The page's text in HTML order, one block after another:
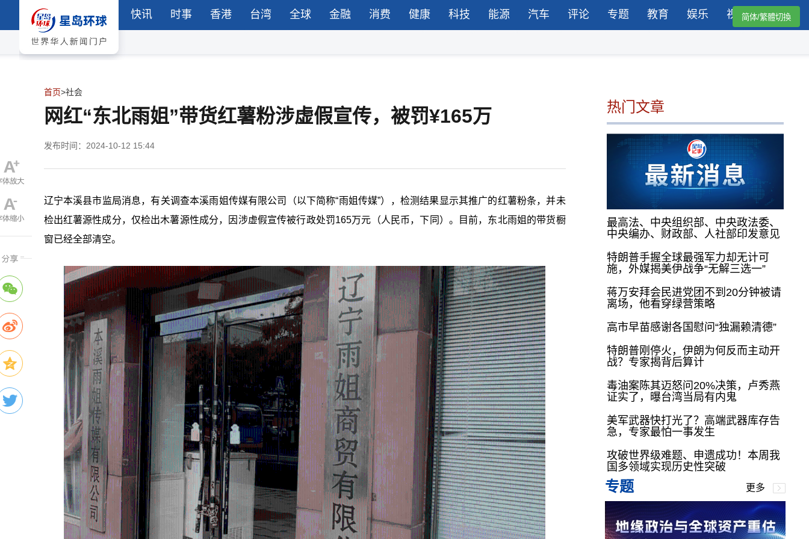
快讯 时事 香港 台湾 全球 金融 消费 健康 科技 能源 汽车 评论 专题 教育 娱乐 视频简体/繁體切換
首页>社会
网红“东北雨姐”带货红薯粉涉虚假宣传，被罚¥165万
发布时间：2024-10-12 15:44
辽宁本溪县市监局消息，有关调查本溪雨姐传媒有限公司（以下简称“雨姐传媒”），检测结果显示其推广的红薯粉条，并未
检出红薯源性成分，仅检出木薯源性成分，因涉虚假宣传被行政处罚165万元（人民币，下同）。目前，东北雨姐的带货橱
窗已经全部清空。
热门文章
最高法、中央组织部、中央政法委、
中央编办、财政部、人社部印发意见
特朗普手握全球最强军力却无计可
施，外媒揭美伊战争“无解三选一”
蒋万安拜会民进党团不到20分钟被请
离场，他看穿绿营策略
高市早苗感谢各国慰问“独漏赖清德”
特朗普刚停火，伊朗为何反而主动开
战？专家揭背后算计
毒油案陈其迈怒问20%决策，卢秀燕
证实了，曝台湾当局有内鬼
美军武器快打光了？高端武器库存告
急，专家最怕一事发生
攻破世界级难题、申遗成功！本周我
国多领域实现历史性突破
专题 更多